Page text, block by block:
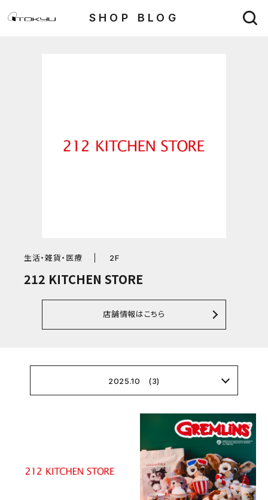
SHOP BLOG
生活・雑貨・医療 2F
212 KITCHEN STORE
店舗情報はこちら
2025.10 (3)